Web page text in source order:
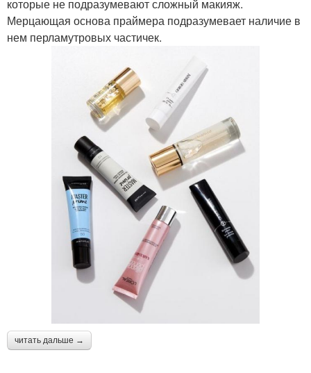
которые не подразумевают сложный макияж.
Мерцающая основа праймера подразумевает наличие в
нем перламутровых частичек.
читать дальше →